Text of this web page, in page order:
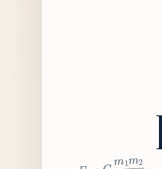
m1m2r2